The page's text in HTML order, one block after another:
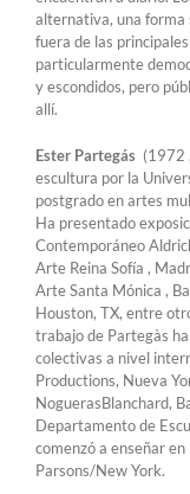
alternativa, una forma
fuera de las
particularmente
y escondidos, pero
allí.
Ester Partegás (1972
escultura por la
postgrado en artes
Ha presentado
Contemporáneo
Arte Reina Sofía ,
Arte Santa Mónica ,
Houston, TX, entre
trabajo de Partegàs
colectivas a nivel
Productions, Nueva
NoguerasBlanchard,
Departamento de
comenzó a enseñar
Parsons/New York.